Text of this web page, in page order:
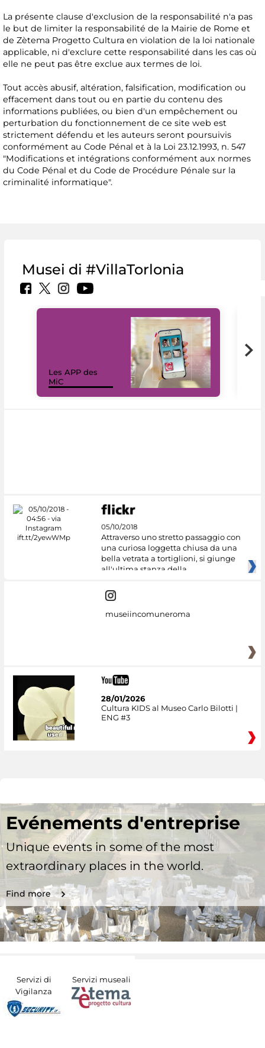
La présente clause d'exclusion de la responsabilité n'a pas
le but de limiter la responsabilité de la Mairie de Rome et
de Zètema Progetto Cultura en violation de la loi nationale
applicable, ni d'exclure cette responsabilité dans les cas où
elle ne peut pas être exclue aux termes de loi.
Tout accès abusif, altération, falsification, modification ou
effacement dans tout ou en partie du contenu des
informations publiées, ou bien d'un empêchement ou
perturbation du fonctionnement de ce site web est
strictement défendu et les auteurs seront poursuivis
conformément au Code Pénal et à la Loi 23.12.1993, n. 547
"Modifications et intégrations conformément aux normes
du Code Pénal et du Code de Procédure Pénale sur la
criminalité informatique".
Musei di #VillaTorlonia
Les APP des
MiC
05/10/2018
Attraverso uno stretto passaggio con
una curiosa loggetta chiusa da una
bella vetrata a tortiglioni, si giunge
all'ultima stanza della
museiincomuneroma
28/01/2026
Cultura KIDS al Museo Carlo Bilotti |
ENG #3
Evénements d'entreprise
Unique events in some of the most
extraordinary places in the world.
Find more
Servizi di
Vigilanza
Servizi museali